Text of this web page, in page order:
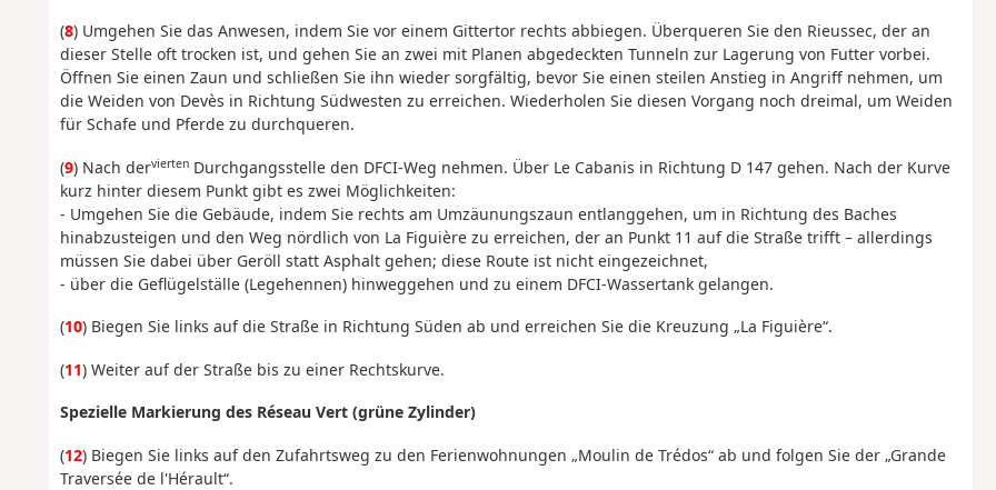
(8) Umgehen Sie das Anwesen, indem Sie vor einem Gittertor rechts abbiegen. Überqueren Sie den Rieussec, der an
dieser Stelle oft trocken ist, und gehen Sie an zwei mit Planen abgedeckten Tunneln zur Lagerung von Futter vorbei.
Öffnen Sie einen Zaun und schließen Sie ihn wieder sorgfältig, bevor Sie einen steilen Anstieg in Angriff nehmen, um
die Weiden von Devès in Richtung Südwesten zu erreichen. Wiederholen Sie diesen Vorgang noch dreimal, um Weiden
für Schafe und Pferde zu durchqueren.
(9) Nach derviertenDurchgangsstelle den DFCI-Weg nehmen. Über Le Cabanis in Richtung D 147 gehen. Nach der Kurve
kurz hinter diesem Punkt gibt es zwei Möglichkeiten:
- Umgehen Sie die Gebäude, indem Sie rechts am Umzäunungszaun entlanggehen, um in Richtung des Baches
hinabzusteigen und den Weg nördlich von La Figuière zu erreichen, der an Punkt 11 auf die Straße trifft – allerdings
müssen Sie dabei über Geröll statt Asphalt gehen; diese Route ist nicht eingezeichnet,
- über die Geflügelställe (Legehennen) hinweggehen und zu einem DFCI-Wassertank gelangen.
(10) Biegen Sie links auf die Straße in Richtung Süden ab und erreichen Sie die Kreuzung „La Figuière“.
(11) Weiter auf der Straße bis zu einer Rechtskurve.
Spezielle Markierung des Réseau Vert (grüne Zylinder)
(12) Biegen Sie links auf den Zufahrtsweg zu den Ferienwohnungen „Moulin de Trédos“ ab und folgen Sie der „Grande
Traversée de l'Hérault“.